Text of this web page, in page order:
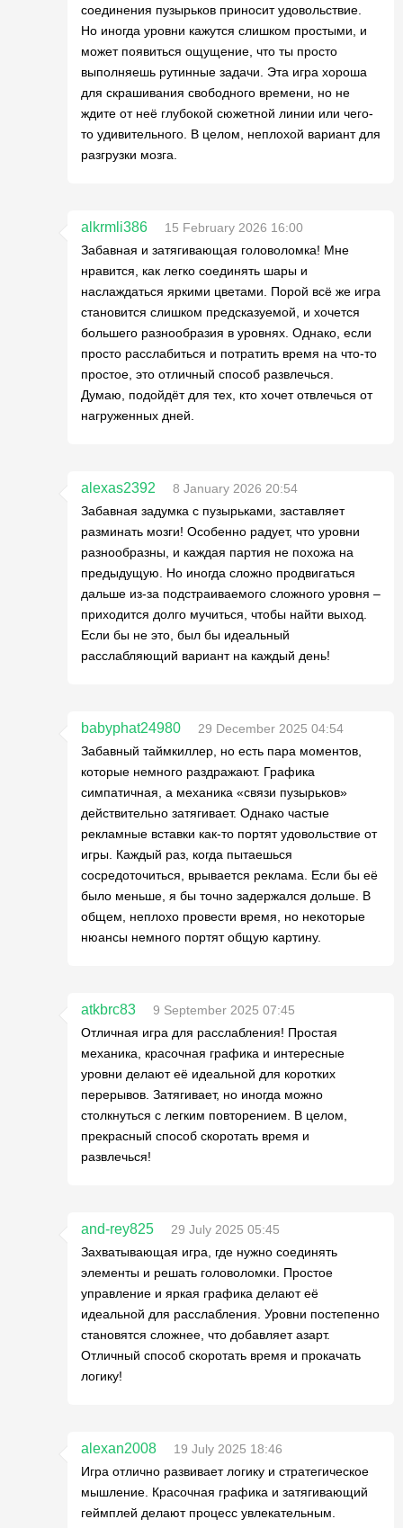
соединения пузырьков приносит удовольствие.
Но иногда уровни кажутся слишком простыми, и
может появиться ощущение, что ты просто
выполняешь рутинные задачи. Эта игра хороша
для скрашивания свободного времени, но не
ждите от неё глубокой сюжетной линии или чего-
то удивительного. В целом, неплохой вариант для
разгрузки мозга.
alkrmli386
15 February 2026 16:00
Забавная и затягивающая головоломка! Мне
нравится, как легко соединять шары и
наслаждаться яркими цветами. Порой всё же игра
становится слишком предсказуемой, и хочется
большего разнообразия в уровнях. Однако, если
просто расслабиться и потратить время на что-то
простое, это отличный способ развлечься.
Думаю, подойдёт для тех, кто хочет отвлечься от
нагруженных дней.
alexas2392
8 January 2026 20:54
Забавная задумка с пузырьками, заставляет
разминать мозги! Особенно радует, что уровни
разнообразны, и каждая партия не похожа на
предыдущую. Но иногда сложно продвигаться
дальше из-за подстраиваемого сложного уровня –
приходится долго мучиться, чтобы найти выход.
Если бы не это, был бы идеальный
расслабляющий вариант на каждый день!
babyphat24980
29 December 2025 04:54
Забавный таймкиллер, но есть пара моментов,
которые немного раздражают. Графика
симпатичная, а механика «связи пузырьков»
действительно затягивает. Однако частые
рекламные вставки как-то портят удовольствие от
игры. Каждый раз, когда пытаешься
сосредоточиться, врывается реклама. Если бы её
было меньше, я бы точно задержался дольше. В
общем, неплохо провести время, но некоторые
нюансы немного портят общую картину.
atkbrc83
9 September 2025 07:45
Отличная игра для расслабления! Простая
механика, красочная графика и интересные
уровни делают её идеальной для коротких
перерывов. Затягивает, но иногда можно
столкнуться с легким повторением. В целом,
прекрасный способ скоротать время и
развлечься!
and-rey825
29 July 2025 05:45
Захватывающая игра, где нужно соединять
элементы и решать головоломки. Простое
управление и яркая графика делают её
идеальной для расслабления. Уровни постепенно
становятся сложнее, что добавляет азарт.
Отличный способ скоротать время и прокачать
логику!
alexan2008
19 July 2025 18:46
Игра отлично развивает логику и стратегическое
мышление. Красочная графика и затягивающий
геймплей делают процесс увлекательным.